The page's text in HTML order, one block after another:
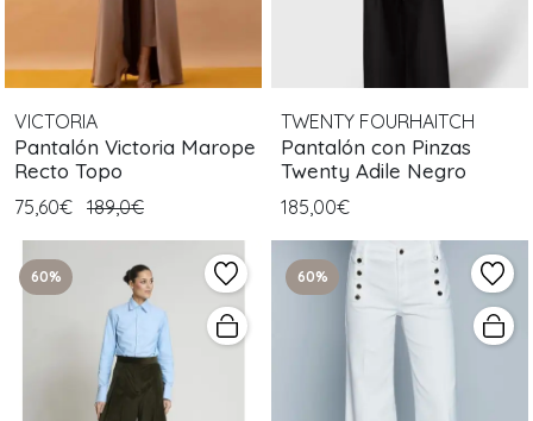
VICTORIA
Pantalón Victoria Marope
Recto Topo
75,60€ 189,0€
TWENTY FOURHAITCH
Pantalón con Pinzas
Twenty Adile Negro
185,00€
60% 60%